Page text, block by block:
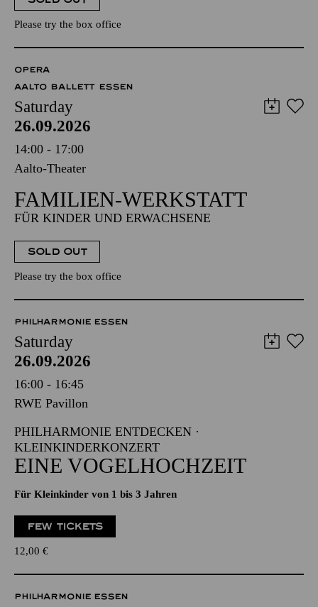
Please try the box office
OPERA
AALTO BALLETT ESSEN
Saturday
26.09.2026
14:00 - 17:00
Aalto-Theater
FAMILIEN-WERKSTATT
FÜR KINDER UND ERWACHSENE
SOLD OUT
Please try the box office
PHILHARMONIE ESSEN
Saturday
26.09.2026
16:00 - 16:45
RWE Pavillon
PHILHARMONIE ENTDECKEN ·
KLEINKINDERKONZERT
EINE VOGELHOCHZEIT
Für Kleinkinder von 1 bis 3 Jahren
FEW TICKETS
12,00 €
PHILHARMONIE ESSEN